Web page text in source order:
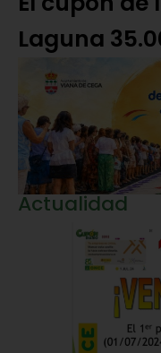
Laguna
Actualidad